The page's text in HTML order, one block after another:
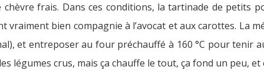
frais. Dans ces conditions, la tartinade de petits
bien compagnie à l’avocat et aux carottes. La
et entreposer au four préchauffé à 160 °C pour tenir
légumes crus, mais ça chauffe le tout, ça fond un peu, et